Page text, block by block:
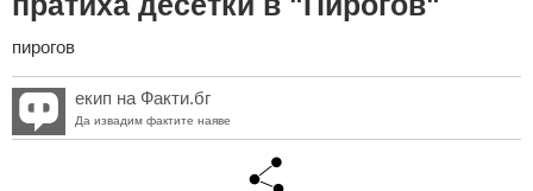
пирогов
екип на Факти.бг
Да извадим фактите наяве